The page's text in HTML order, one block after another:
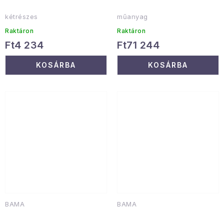
kétrészes
Raktáron
Ft4 234
KOSÁRBA
műanyag
Raktáron
Ft71 244
KOSÁRBA
BAMA BAMA